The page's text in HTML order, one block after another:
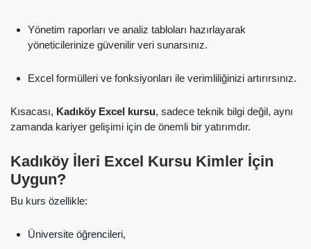
Yönetim raporları ve analiz tabloları hazırlayarak
yöneticilerinize güvenilir veri sunarsınız.
Excel formülleri ve fonksiyonları ile verimliliğinizi artırırsınız.
Kısacası, Kadıköy Excel kursu, sadece teknik bilgi değil, aynı
zamanda kariyer gelişimi için de önemli bir yatırımdır.
Kadıköy İleri Excel Kursu Kimler İçin
Uygun?
Bu kurs özellikle:
Üniversite öğrencileri,